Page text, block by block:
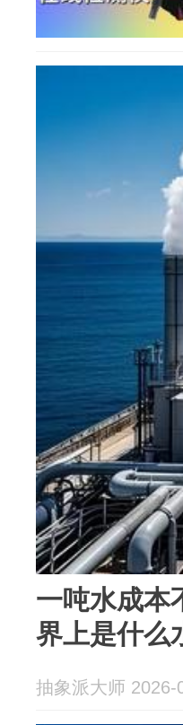
一吨水成本
界上是什么
抽象派大师 2026-